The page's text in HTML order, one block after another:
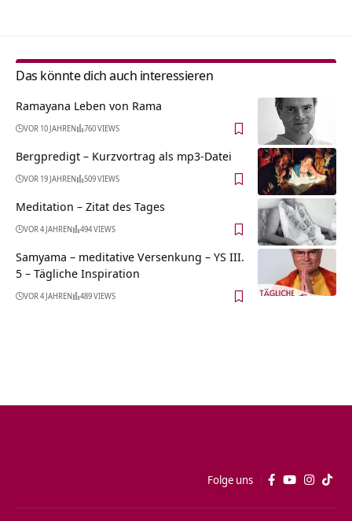
Das könnte dich auch interessieren
Ramayana Leben von Rama
VOR 10 JAHREN 760 VIEWS
Bergpredigt – Kurzvortrag als mp3-Datei
VOR 19 JAHREN 509 VIEWS
Meditation – Zitat des Tages
VOR 4 JAHREN 494 VIEWS
Samyama – meditative Versenkung – YS III.
5 – Tägliche Inspiration
VOR 4 JAHREN 489 VIEWS
Folge uns